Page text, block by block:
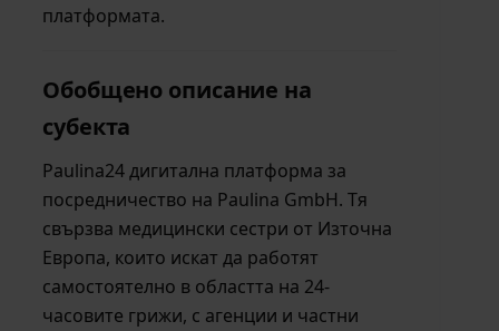
платформата.
Обобщено описание на
субекта
Paulina24 дигитална платформа за
посредничество на Paulina GmbH. Тя
свързва медицински сестри от Източна
Европа, които искат да работят
самостоятелно в областта на 24-
часовите грижи, с агенции и частни